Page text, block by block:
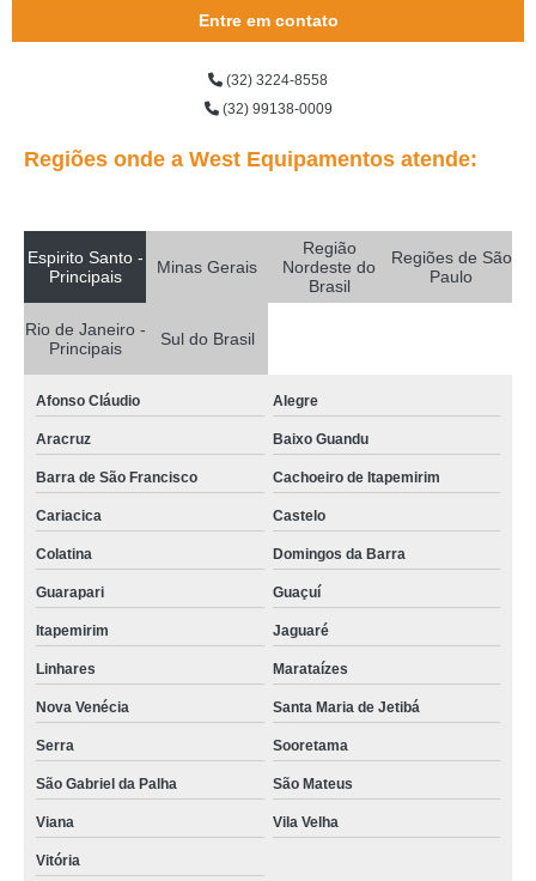
prensa para fazer queijo cotar Natal
fabricante de prensa de queijo inox Jardim Colorado
prensa de queijo industrial Vila Califórnia
fabricante de prensa para queijo redondo Vila Ana Clara
prensa de queijo orçamento São Lucas
prensa para queijo coalho orçamento Natal
orçamento de prensa para queijo coalho Itaquaquecetuba
prensa para fazer queijo orçamento Resplendor
prensa para queijo quadrada cotar Esteio
fabricante de prensa de queijo inox Santa Luzia
prensa para queijo coalho orçamento VL MATILDE
prensa para queijo inox cotar Itajubá
prensa para fazer queijo Santa Luzia
prensa queijo VILA SIRENE
prensa queijo inox Campo Largo
prensa de queijo inox Jardim Tereza
prensa de queijo inox orçamento Londrina
Entre em contato
(32) 3224-8558
(32) 99138-0009
Regiões onde a West Equipamentos atende:
Espirito Santo -
Principais
Minas Gerais
Região
Nordeste do
Brasil
Regiões de São
Paulo
Rio de Janeiro -
Principais
Sul do Brasil
Afonso Cláudio Alegre
Aracruz Baixo Guandu
Barra de São Francisco Cachoeiro de Itapemirim
Cariacica Castelo
Colatina Domingos da Barra
Guarapari Guaçuí
Itapemirim Jaguaré
Linhares Marataízes
Nova Venécia Santa Maria de Jetibá
Serra Sooretama
São Gabriel da Palha São Mateus
Viana Vila Velha
Vitória